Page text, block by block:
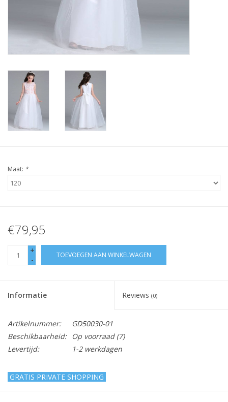
Maat: *
€79,95
+
-
TOEVOEGEN AAN WINKELWAGEN
Informatie Reviews (0)
Artikelnummer:
GD50030-01
Beschikbaarheid:
Op voorraad(7)
Levertijd:
1-2 werkdagen
GRATIS PRIVATE SHOPPING